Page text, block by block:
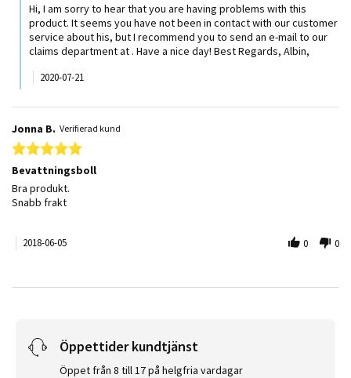
Hi, I am sorry to hear that you are having problems with this
product. It seems you have not been in contact with our customer
service about his, but I recommend you to send an e-mail to our
claims department at . Have a nice day! Best Regards, Albin,
2020-07-21
Jonna B. Verifierad kund
5.0 star rating
Bevattningsboll
Review by Jonna B. on 5 Jun 2018
review stating Bevattningsboll
Bra produkt.
Snabb frakt
2018-06-05 0 0
Öppettider kundtjänst
Öppet från 8 till 17 på helgfria vardagar